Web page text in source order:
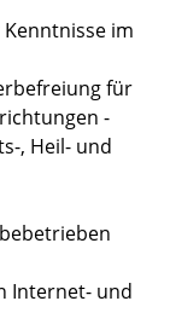
im
für
-
, Heil- und
Internet- und